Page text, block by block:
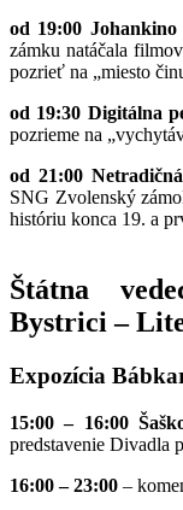
od 19:00 Johankino
zámku natáčala
pozrieť na „miesto
od 19:30 Digitálna
pozrieme na
od 21:00
SNG Zvolenský
históriu konca 19. a
Štátna
Bystrici –
Expozícia
15:00 – 16:00
predstavenie Divadla
16:00 – 23:00 –